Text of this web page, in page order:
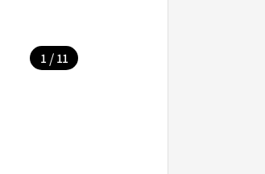
1 / 11